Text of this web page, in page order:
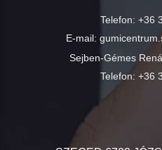
Telefon: +36
E-mail:
Sejben-Gémes
Telefon: +36